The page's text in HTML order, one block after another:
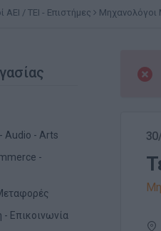
ΑΕΙ / ΤΕΙ - Επιστήμες Μηχανολόγοι
Audio - Arts
-
Επικοινωνία